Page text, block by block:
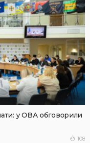
у ОВА обговорили
108